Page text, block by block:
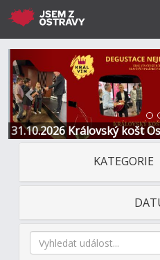
31.10.2026 Královský košt
Restaurace a Hotel
Předchozí
KATEGORIE